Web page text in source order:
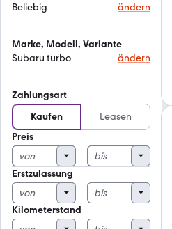
Beliebig
ändern
Marke, Modell, Variante
Subaru turbo
ändern
Zahlungsart
Kaufen
Leasen
Preis
Erstzulassung
Kilometerstand